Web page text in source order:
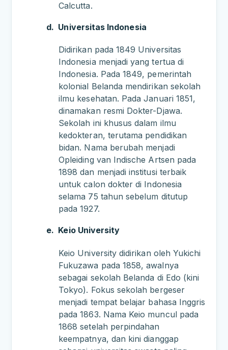
Calcutta.
d. Universitas Indonesia
Didirikan pada 1849 Universitas
Indonesia menjadi yang tertua di
Indonesia. Pada 1849, pemerintah
kolonial Belanda mendirikan sekolah
ilmu kesehatan. Pada Januari 1851,
dinamakan resmi Dokter-Djawa.
Sekolah ini khusus dalam ilmu
kedokteran, terutama pendidikan
bidan. Nama berubah menjadi
Opleiding van Indische Artsen pada
1898 dan menjadi institusi terbaik
untuk calon dokter di Indonesia
selama 75 tahun sebelum ditutup
pada 1927.
e. Keio University
Keio University didirikan oleh Yukichi
Fukuzawa pada 1858, awalnya
sebagai sekolah Belanda di Edo (kini
Tokyo). Fokus sekolah bergeser
menjadi tempat belajar bahasa Inggris
pada 1863. Nama Keio muncul pada
1868 setelah perpindahan
keempatnya, dan kini dianggap